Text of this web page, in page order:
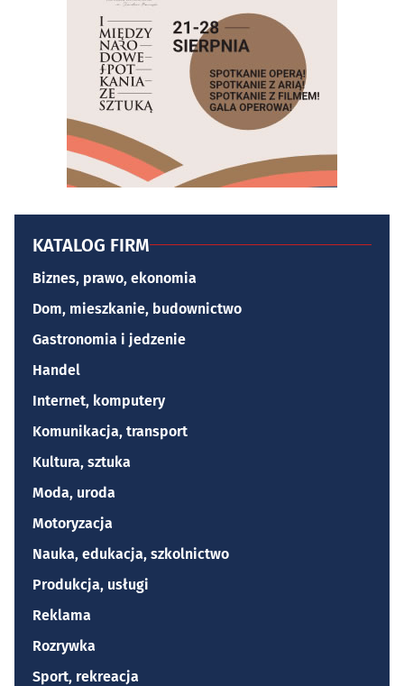
KATALOG FIRM
Biznes, prawo, ekonomia
Dom, mieszkanie, budownictwo
Gastronomia i jedzenie
Handel
Internet, komputery
Komunikacja, transport
Kultura, sztuka
Moda, uroda
Motoryzacja
Nauka, edukacja, szkolnictwo
Produkcja, usługi
Reklama
Rozrywka
Sport, rekreacja